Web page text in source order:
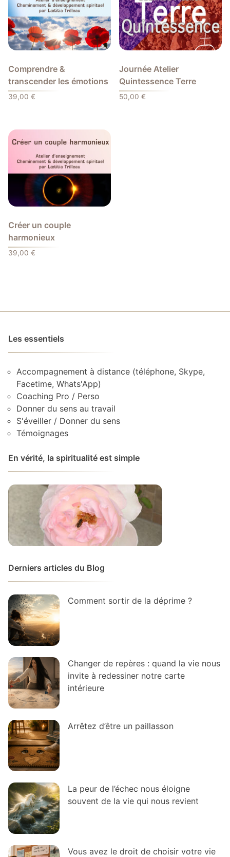
Comprendre &
transcender les émotions
39,00 €
Journée Atelier
Quintessence Terre
50,00€
Créer un couple
harmonieux
39,00 €
Les essentiels
Accompagnement à distance (téléphone, Skype,
Facetime, Whats'App)
Coaching Pro / Perso
Donner du sens au travail
S'éveiller / Donner du sens
Témoignages
En vérité, la spiritualité est simple
Derniers articles du Blog
Comment sortir de la déprime ?
Changer de repères : quand la vie nous
invite à redessiner notre carte
intérieure
Arrêtez d’être un paillasson
La peur de l’échec nous éloigne
souvent de la vie qui nous revient
Vous avez le droit de choisir votre vie